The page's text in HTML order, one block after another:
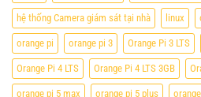
hệ thống Camera giám sát tại nhà linux
orange pi orange pi 3 Orange Pi 3 LTS
Orange Pi 4 LTS Orange Pi 4 LTS 3GB
orange pi 5 max orange pi 5 plus